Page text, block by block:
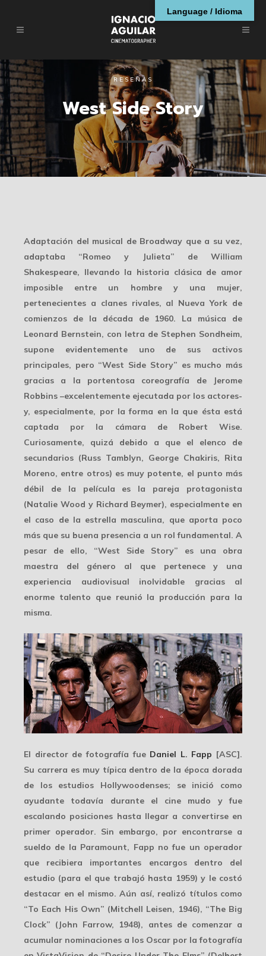
RESEÑAS
West Side Story
Adaptación del musical de Broadway que a su vez,
adaptaba “Romeo y Julieta” de William
Shakespeare, llevando la historia clásica de amor
imposible entre un hombre y una mujer,
pertenecientes a clanes rivales, al Nueva York de
comienzos de la década de 1960. La música de
Leonard Bernstein, con letra de Stephen Sondheim,
supone evidentemente uno de sus activos
principales, pero “West Side Story” es mucho más
gracias a la portentosa coreografía de Jerome
Robbins –excelentemente ejecutada por los actores-
y, especialmente, por la forma en la que ésta está
captada por la cámara de Robert Wise.
Curiosamente, quizá debido a que el elenco de
secundarios (Russ Tamblyn, George Chakiris, Rita
Moreno, entre otros) es muy potente, el punto más
débil de la película es la pareja protagonista
(Natalie Wood y Richard Beymer), especialmente en
el caso de la estrella masculina, que aporta poco
más que su buena presencia a un rol fundamental. A
pesar de ello, “West Side Story” es una obra
maestra del género al que pertenece y una
experiencia audiovisual inolvidable gracias al
enorme talento que reunió la producción para la
misma.
El director de fotografía fue Daniel L. Fapp [ASC].
Su carrera es muy típica dentro de la época dorada
de los estudios Hollywoodenses; se inició como
ayudante todavía durante el cine mudo y fue
escalando posiciones hasta llegar a convertirse en
primer operador. Sin embargo, por encontrarse a
sueldo de la Paramount, Fapp no fue un operador
que recibiera importantes encargos dentro del
estudio (para el que trabajó hasta 1959) y le costó
destacar en el mismo. Aún así, realizó títulos como
“To Each His Own” (Mitchell Leisen, 1946), “The Big
Clock” (John Farrow, 1948), antes de comenzar a
acumular nominaciones a los Oscar por la fotografía
Language / Idioma